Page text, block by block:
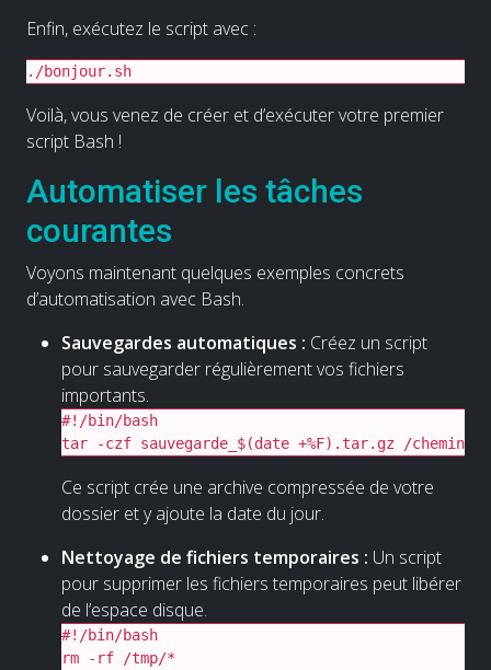
Enfin, exécutez le script avec :
./bonjour.sh
Voilà, vous venez de créer et d’exécuter votre premier
script Bash !
Automatiser les tâches
courantes
Voyons maintenant quelques exemples concrets
d’automatisation avec Bash.
Sauvegardes automatiques : Créez un script
pour sauvegarder régulièrement vos fichiers
importants.
#!/bin/bash
tar -czf sauvegarde_$(date +%F).tar.gz /chemin/
Ce script crée une archive compressée de votre
dossier et y ajoute la date du jour.
Nettoyage de fichiers temporaires : Un script
pour supprimer les fichiers temporaires peut libérer
de l’espace disque.
#!/bin/bash
rm -rf /tmp/*